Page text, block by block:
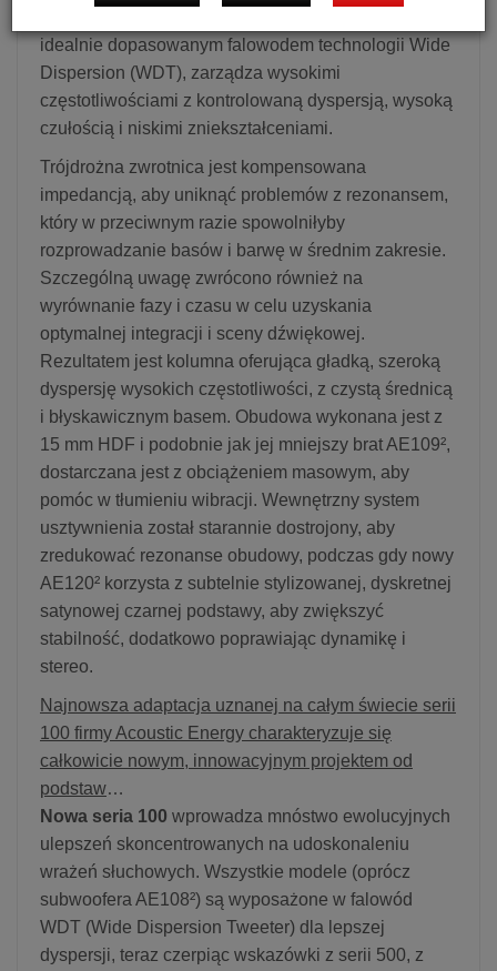
idealnie dopasowanym falowodem technologii Wide
Dispersion (WDT), zarządza wysokimi
częstotliwościami z kontrolowaną dyspersją, wysoką
czułością i niskimi zniekształceniami.
Trójdrożna zwrotnica jest kompensowana
impedancją, aby uniknąć problemów z rezonansem,
który w przeciwnym razie spowolniłyby
rozprowadzanie basów i barwę w średnim zakresie.
Szczególną uwagę zwrócono również na
wyrównanie fazy i czasu w celu uzyskania
optymalnej integracji i sceny dźwiękowej.
Rezultatem jest kolumna oferująca gładką, szeroką
dyspersję wysokich częstotliwości, z czystą średnicą
i błyskawicznym basem. Obudowa wykonana jest z
15 mm HDF i podobnie jak jej mniejszy brat AE109²,
dostarczana jest z obciążeniem masowym, aby
pomóc w tłumieniu wibracji. Wewnętrzny system
usztywnienia został starannie dostrojony, aby
zredukować rezonanse obudowy, podczas gdy nowy
AE120² korzysta z subtelnie stylizowanej, dyskretnej
satynowej czarnej podstawy, aby zwiększyć
stabilność, dodatkowo poprawiając dynamikę i
stereo.
Najnowsza adaptacja uznanej na całym świecie serii
100 firmy Acoustic Energy charakteryzuje się
całkowicie nowym, innowacyjnym projektem od
podstaw…
Nowa seria 100 wprowadza mnóstwo ewolucyjnych
ulepszeń skoncentrowanych na udoskonaleniu
wrażeń słuchowych. Wszystkie modele (oprócz
subwoofera AE108²) są wyposażone w falowód
WDT (Wide Dispersion Tweeter) dla lepszej
dyspersji, teraz czerpiąc wskazówki z serii 500, z